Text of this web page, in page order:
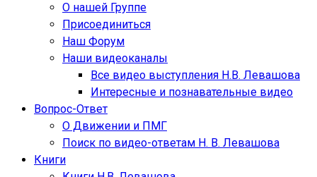
О нашей Группе
Присоединиться
Наш Форум
Наши видеоканалы
Все видео выступления Н.В. Левашова
Интересные и познавательные видео
Вопрос-Ответ
О Движении и ПМГ
Поиск по видео-ответам Н. В. Левашова
Книги